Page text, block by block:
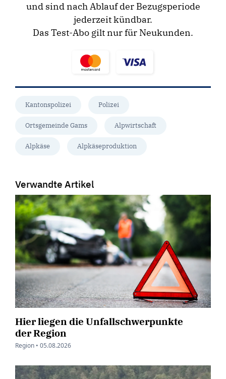
und sind nach Ablauf der Bezugsperiode
jederzeit kündbar.
Das Test-Abo gilt nur für Neukunden.
Kantonspolizei Polizei
Ortsgemeinde Gams Alpwirtschaft
Alpkäse Alpkäseproduktion
Verwandte Artikel
Hier liegen die Unfallschwerpunkte
der Region
Region • 05.08.2026